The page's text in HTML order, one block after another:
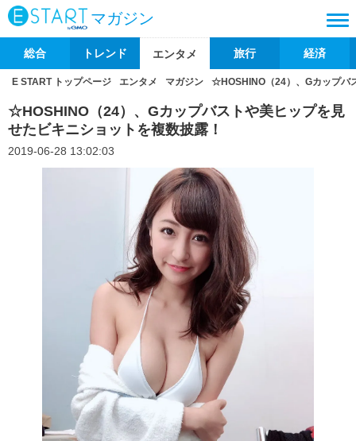
マガジン
総合 トレンド エンタメ 旅行 経済
E START トップページ エンタメ マガジン ☆HOSHINO（24）、Gカップバ
☆HOSHINO（24）、Gカップバストや美ヒップを見
せたビキニショットを複数披露！
2019-06-28 13:02:03